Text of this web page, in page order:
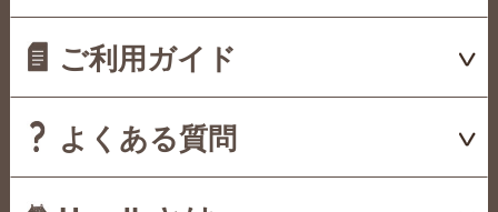
ご利用ガイド
よくある質問